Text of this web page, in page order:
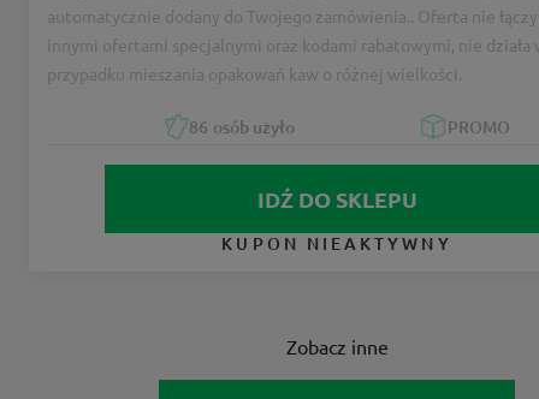
86 osób użyło PROMO
IDŹ DO SKLEPU
KUPON NIEAKTYWNY
automatycznie dodany do Twojego zamówienia.. Oferta nie
innymi ofertami specjalnymi oraz kodami rabatowymi, nie działa
przypadku mieszania opakowań kaw o różnej wielkości.
Zobacz inne